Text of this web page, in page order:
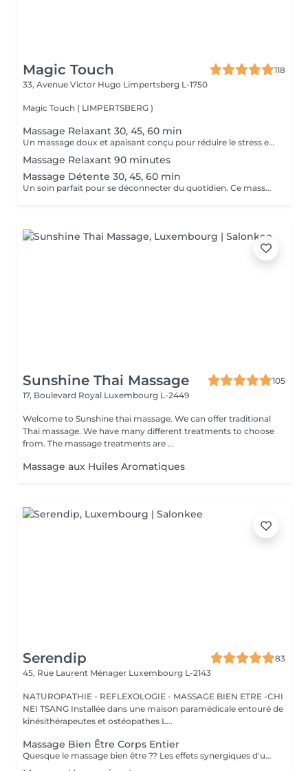
Magic Touch
118
33, Avenue Victor Hugo Limpertsberg L-1750
Magic Touch ( LIMPERTSBERG )
Massage Relaxant 30, 45, 60 min
Un massage doux et apaisant conçu pour réduire le stress et favoriser une relaxation profonde. Idéal pour relâcher les tensions et retrouver la sérénité.
Massage Relaxant 90 minutes
Massage Détente 30, 45, 60 min
Un soin parfait pour se déconnecter du quotidien. Ce massage aide à relâcher les muscles et à revitaliser votre corps et votre esprit.
Sunshine Thai Massage
105
17, Boulevard Royal Luxembourg L-2449
Welcome to Sunshine thai massage. We can offer traditional
Thai massage. We have many different treatments to choose
from. The massage treatments are ...
Massage aux Huiles Aromatiques
Serendip
83
45, Rue Laurent Ménager Luxembourg L-2143
NATUROPATHIE - REFLEXOLOGIE - MASSAGE BIEN ETRE -CHI
NEI TSANG Installée dans une maison paramédicale entouré de
kinésithérapeutes et ostéopathes L...
Massage Bien Être Corps Entier
Quesque le massage bien être ?? Les effets synergiques d'un massage bien-être et d'un accompagnement en naturopathie offrent de meilleurs résultats. Associer les deux techniques vous aidera à agir plus rapidement sur votre santé et retrouver un mieux-être. Le massage bien-être (ou modelage du corps) est une pratique manuelle à visée non thérapeutique. Grâce aux manuvres des mains (pétrissage, effleurage, .) sur différentes parties du corps (dos, bras jambes), le massage bien-être détend, relaxe, relâche les tensions accumulées dues au stress et apaise les douleurs. Il s'inscrit dans une démarche de prévention de santé holistique afin d'améliorer son hygiène de vie de manière globale. L'objectif est de prendre soin aussi bien de son corps physique que de ses émotions pour apporter un équilibre corps/esprit. Cependant il n'y aucune intention médicale relevant d'un diagnostic ou de la guérison d'une pathologie ; j'accompagne la personne par le toucher et je pratique ce massage en conscience Quels sont les bienfaits du massage bien-être ? L'objectif premier du massage bien-être est d'apporter de la relaxation mais il recèle d'autres vertus pour votre santé. Se faire masser vous aidera notamment : À vous détendre entièrement et lâcher prise, relâcher vos tensions musculaires et mentales, mieux récupérer après un effort sportif, éliminer plus rapidement les toxines notamment dans le cadre d'une cure détox ,améliorer la circulation sanguine et lymphatique .....